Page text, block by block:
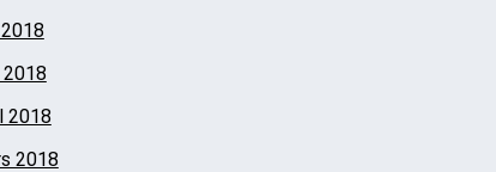
2018
2018
2018